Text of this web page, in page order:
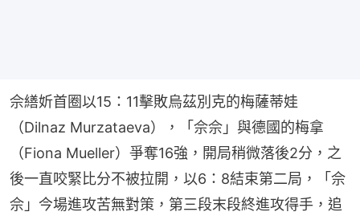
佘繕妡首圈以15：11擊敗烏茲別克的梅薩蒂娃
（Dilnaz Murzataeva），「佘佘」與德國的梅拿
（Fiona Mueller）爭奪16強，開局稍微落後2分，之
後一直咬緊比分不被拉開，以6：8結束第二局，「佘
佘」今場進攻苦無對策，第三段末段終進攻得手，追